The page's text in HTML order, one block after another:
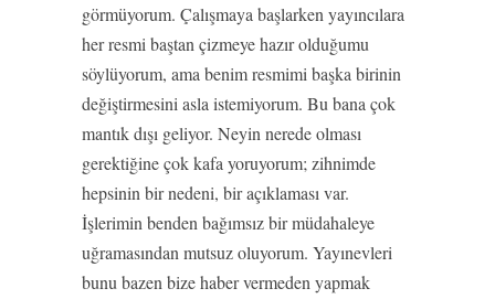
görmüyorum. Çalışmaya başlarken yayıncılara
her resmi baştan çizmeye hazır olduğumu
söylüyorum, ama benim resmimi başka birinin
değiştirmesini asla istemiyorum. Bu bana çok
mantık dışı geliyor. Neyin nerede olması
gerektiğine çok kafa yoruyorum; zihnimde
hepsinin bir nedeni, bir açıklaması var.
İşlerimin benden bağımsız bir müdahaleye
uğramasından mutsuz oluyorum. Yayınevleri
bunu bazen bize haber vermeden yapmak